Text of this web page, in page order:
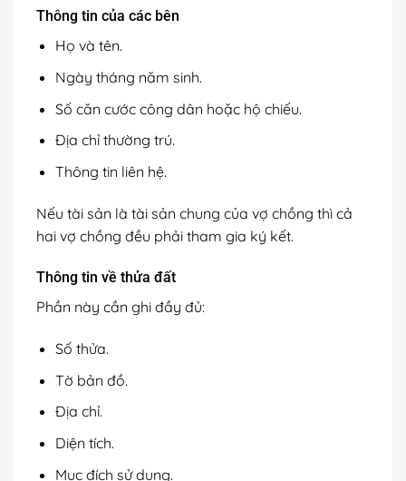
Thông tin của các bên
Họ và tên.
Ngày tháng năm sinh.
Số căn cước công dân hoặc hộ chiếu.
Địa chỉ thường trú.
Thông tin liên hệ.
Nếu tài sản là tài sản chung của vợ chồng thì cả
hai vợ chồng đều phải tham gia ký kết.
Thông tin về thửa đất
Phần này cần ghi đầy đủ:
Số thửa.
Tờ bản đồ.
Địa chỉ.
Diện tích.
Mục đích sử dụng.